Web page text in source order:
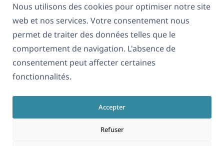
Nous utilisons des cookies pour optimiser notre site
web et nos services. Votre consentement nous
permet de traiter des données telles que le
comportement de navigation. L'absence de
consentement peut affecter certaines
fonctionnalités.
Accepter
Refuser
Français
RGPD & Politique de confidentialité
Rejoignez notre équipe
fenêtre)
dans
une
nouvelle
fenêtre)
dans
une
nouvelle
fenêtre)
dans
nouvelle